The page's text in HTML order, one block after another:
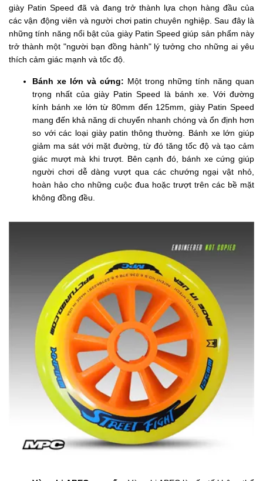
giày Patin Speed đã và đang trở thành lựa chọn hàng đầu của
các vận động viên và người chơi patin chuyên nghiệp. Sau đây là
những tính năng nổi bật của giày Patin Speed giúp sản phẩm này
trở thành một "người bạn đồng hành" lý tưởng cho những ai yêu
thích cảm giác mạnh và tốc độ.
Bánh xe lớn và cứng: Một trong những tính năng quan
trọng nhất của giày Patin Speed là bánh xe. Với đường
kính bánh xe lớn từ 80mm đến 125mm, giày Patin Speed
mang đến khả năng di chuyển nhanh chóng và ổn định hơn
so với các loại giày patin thông thường. Bánh xe lớn giúp
giảm ma sát với mặt đường, từ đó tăng tốc độ và tạo cảm
giác mượt mà khi trượt. Bên cạnh đó, bánh xe cứng giúp
người chơi dễ dàng vượt qua các chướng ngại vật nhỏ,
hoàn hảo cho những cuộc đua hoặc trượt trên các bề mặt
không đồng đều.